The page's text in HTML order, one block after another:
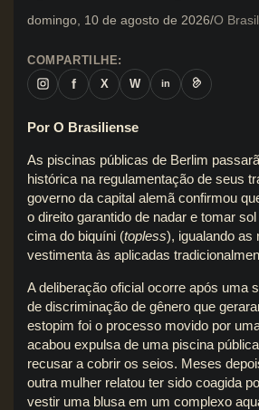
domingo, 10 de agosto de 2026 O
COMPARTILHE:
f X W in
Por O Brasiliense
As piscinas públicas de Berlim
histórica na regulamentação de seus
governo da capital alemã confirmou
o direito garantido de nadar e tomar
cima do biquíni (topless), igualando as
vestimenta às aplicadas
A deliberação oficial ocorre após uma
de discriminação de gênero que
estopim foi o processo movido por
acabou expulsa de uma piscina
recusar a cobrir os seios. Meses
outra mulher relatou ter sido coagida
vestir uma blusa em um complexo